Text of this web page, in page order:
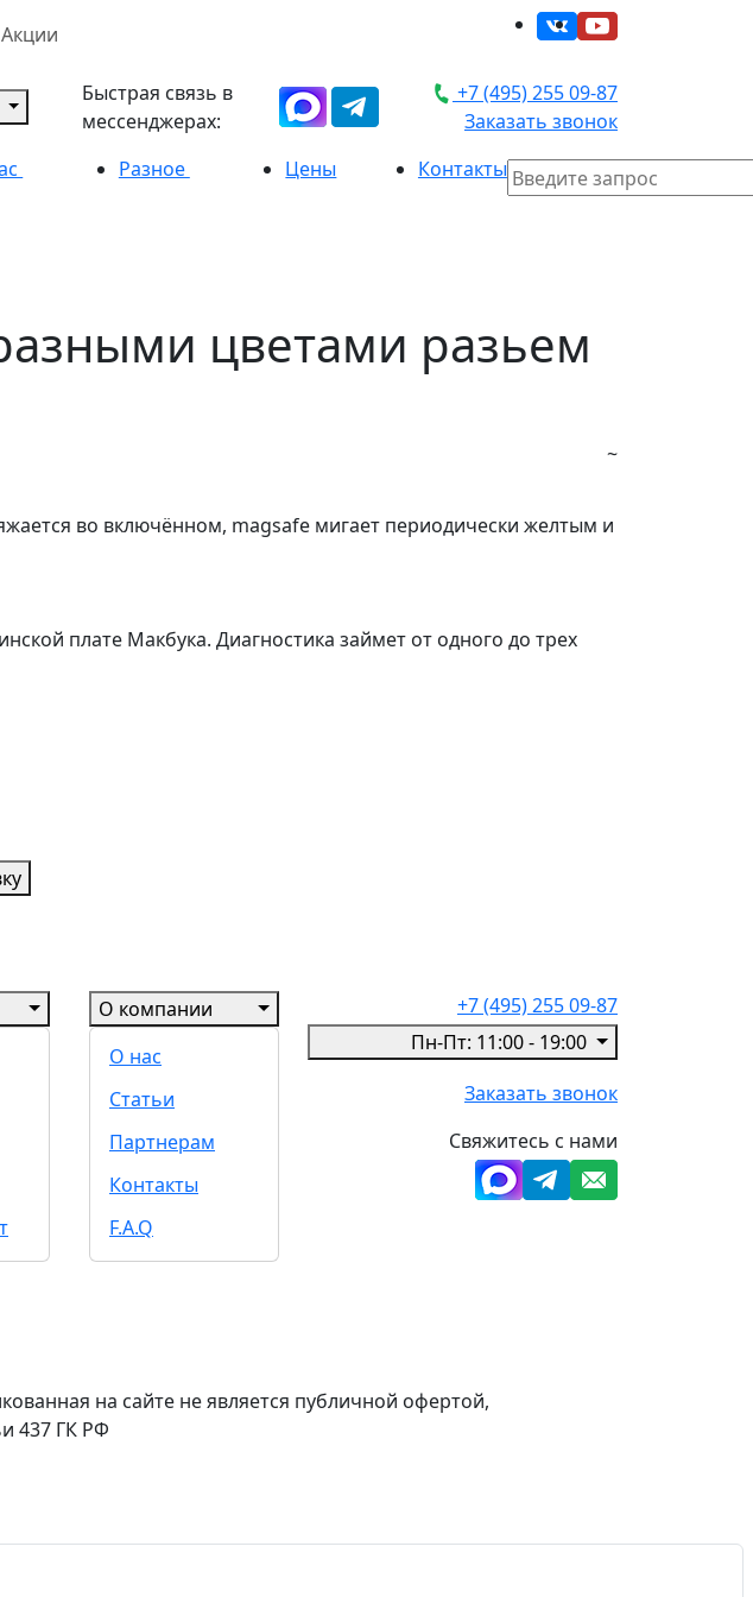
Акции
Быстрая связь в
мессенджерах:
+7 (495) 255 09-87
Заказать звонок
Разное Цены Контакты
цветами разьем
~
во включённом, magsafe мигает периодически желтым и
плате Макбука. Диагностика займет от одного до трех
О компании
О нас
Статьи
Партнерам
Контакты
F.A.Q
+7 (495) 255 09-87
Пн-Пт: 11:00 - 19:00
Заказать звонок
Свяжитесь с нами
на сайте не является публичной офертой,
437 ГК РФ